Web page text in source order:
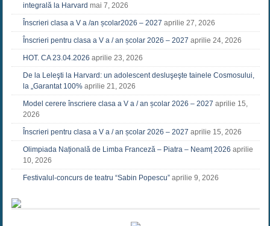
integrală la Harvard mai 7, 2026
Înscrieri clasa a V a /an școlar2026 – 2027 aprilie 27, 2026
Înscrieri pentru clasa a V a / an școlar 2026 – 2027 aprilie 24, 2026
HOT. CA 23.04.2026 aprilie 23, 2026
De la Leleşti la Harvard: un adolescent desluşeşte tainele Cosmosului,
la „Garantat 100% aprilie 21, 2026
Model cerere înscriere clasa a V a / an școlar 2026 – 2027 aprilie 15,
2026
Înscrieri pentru clasa a V a / an școlar 2026 – 2027 aprilie 15, 2026
Olimpiada Națională de Limba Franceză – Piatra – Neamț 2026 aprilie
10, 2026
Festivalul-concurs de teatru “Sabin Popescu” aprilie 9, 2026